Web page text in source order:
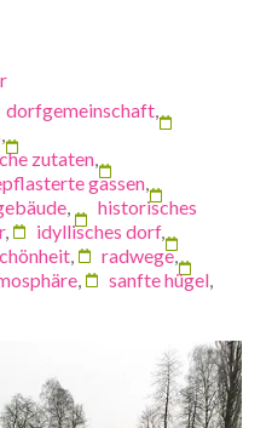
dorfgemeinschaft,
,
zutaten,
gassen,
,
historisches
, idyllisches dorf,
, radwege,
, sanfte hügel,